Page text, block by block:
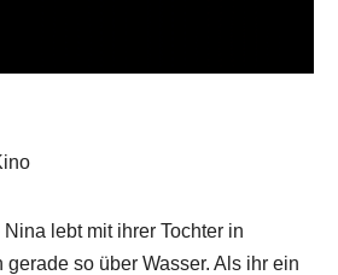
lebt mit ihrer Tochter in
so über Wasser. Als ihr ein